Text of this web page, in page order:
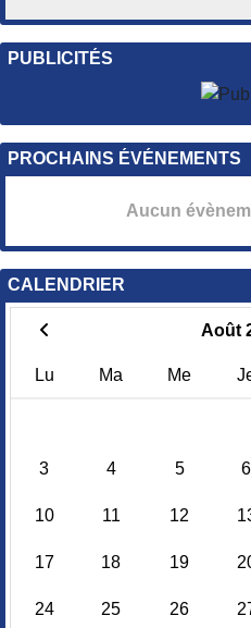
PUBLICITÉS
PROCHAINS ÉVÉNEMENTS
Aucun
CALENDRIER
Août
Lu Ma Me
3 4 5 6
10 11 12
17 18 19
24 25 26